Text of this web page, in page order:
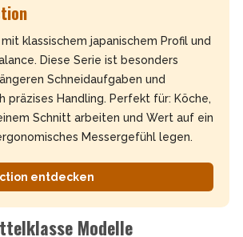
klassischem japanischem Profil und
Diese Serie ist besonders
Schneidaufgaben und
präzises Handling. Perfekt für: Köche,
Schnitt arbeiten und Wert auf ein
Messergefühl legen.
entdecken
Modelle